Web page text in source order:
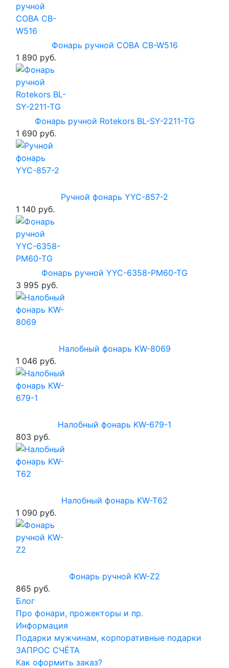
Фонарь ручной COBA CB-W516
1 890 руб.
Фонарь ручной Rotekors BL-SY-2211-TG
1 690 руб.
Ручной фонарь YYC-857-2
1 140 руб.
Фонарь ручной YYC-6358-PM60-TG
3 995 руб.
Налобный фонарь KW-8069
1 046 руб.
Налобный фонарь KW-679-1
803 руб.
Налобный фонарь KW-T62
1 090 руб.
Фонарь ручной KW-Z2
865 руб.
Блог
Про фонари, прожекторы и пр.
Информация
Подарки мужчинам, корпоративные подарки
ЗАПРОС СЧЁТА
Как оформить заказ?